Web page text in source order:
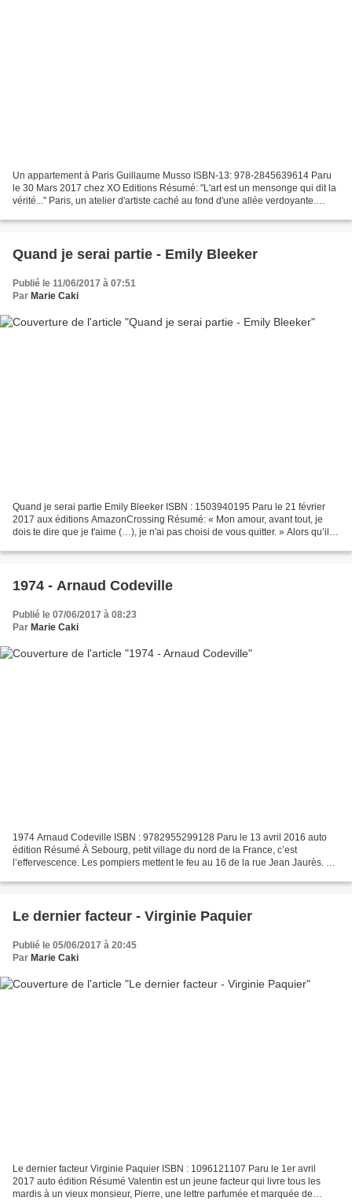
Un appartement à Paris Guillaume Musso ISBN-13: 978-2845639614 Paru
le 30 Mars 2017 chez XO Editions Résumé: "L'art est un mensonge qui dit la
vérité..." Paris, un atelier d'artiste caché au fond d'une allée verdoyante.
Quand je serai partie - Emily Bleeker
Publié le 11/06/2017 à 07:51
Par Marie Caki
Quand je serai partie Emily Bleeker ISBN : 1503940195 Paru le 21 février
2017 aux éditions AmazonCrossing Résumé: « Mon amour, avant tout, je
dois te dire que je t'aime (…), je n'ai pas choisi de vous quitter. » Alors qu’il
1974 - Arnaud Codeville
Publié le 07/06/2017 à 08:23
Par Marie Caki
1974 Arnaud Codeville ISBN : 9782955299128 Paru le 13 avril 2016 auto
édition Résumé À Sebourg, petit village du nord de la France, c’est
l’effervescence. Les pompiers mettent le feu au 16 de la rue Jean Jaurès. La
Le dernier facteur - Virginie Paquier
Publié le 05/06/2017 à 20:45
Par Marie Caki
Le dernier facteur Virginie Paquier ISBN : 1096121107 Paru le 1er avril
2017 auto édition Résumé Valentin est un jeune facteur qui livre tous les
mardis à un vieux monsieur, Pierre, une lettre parfumée et marquée de